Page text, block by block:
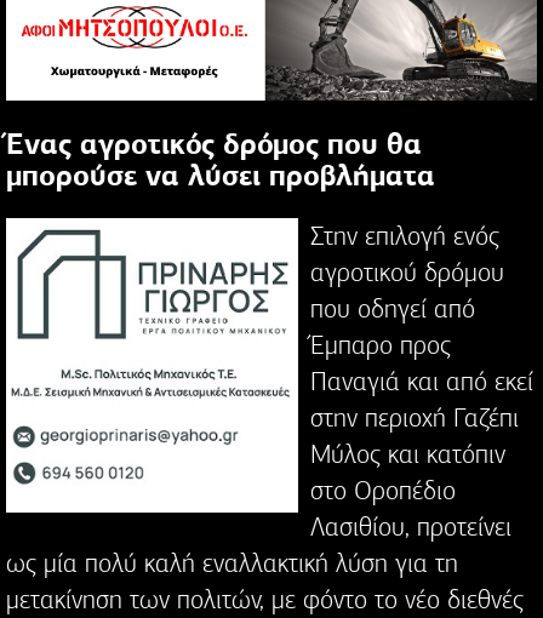
Ένας αγροτικός δρόμος που θα
μπορούσε να λύσει προβλήματα
Στην επιλογή ενός
αγροτικού δρόμου
που οδηγεί από
Έμπαρο προς
Παναγιά και από εκεί
στην περιοχή Γαζέπι
Μύλος και κατόπιν
στο Οροπέδιο
Λασιθίου, προτείνει
ως μία πολύ καλή εναλλακτική λύση για τη
μετακίνηση των πολιτών, με φόντο το νέο διεθνές